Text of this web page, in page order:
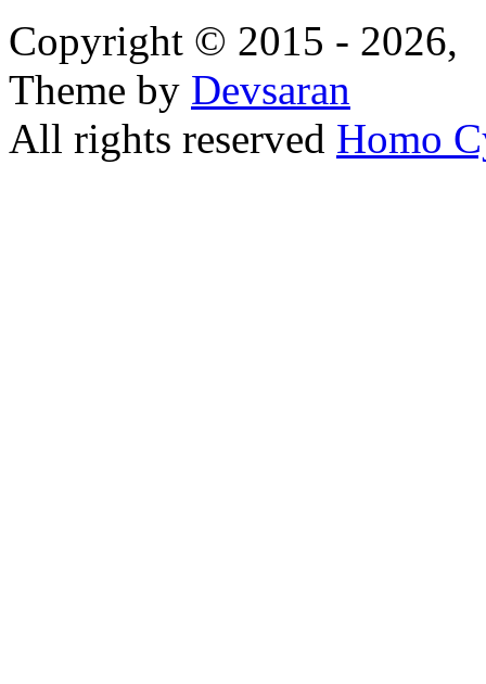
Copyright © 2015 - 2026,
Theme by Devsaran
All rights reserved Homo